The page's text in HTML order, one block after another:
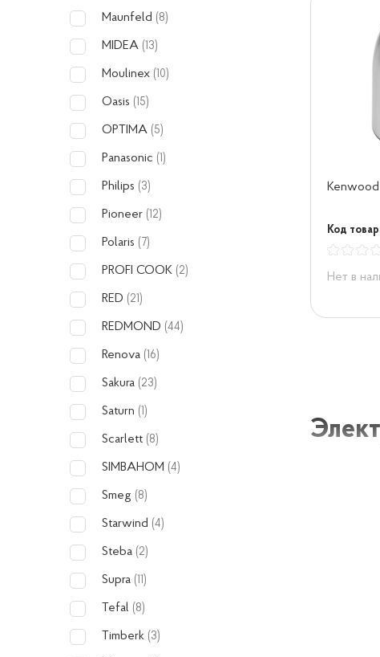
Maunfeld (8)
MIDEA (13)
Moulinex (10)
Oasis (15)
OPTIMA (5)
Panasonic (1)
Philips (3)
Pioneer (12)
Polaris (7)
PROFI COOK (2)
RED (21)
REDMOND (44)
Renova (16)
Sakura (23)
Saturn (1)
Scarlett (8)
SIMBAHOM (4)
Smeg (8)
Starwind (4)
Steba (2)
Supra (11)
Tefal (8)
Timberk (3)
Kenwood
Код
Нет в